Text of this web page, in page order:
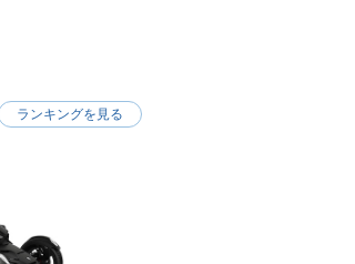
ランキングを見る